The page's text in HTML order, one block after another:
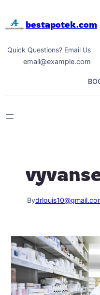
bestapotek.com
Quick Questions? Email Us
email@example.com
By